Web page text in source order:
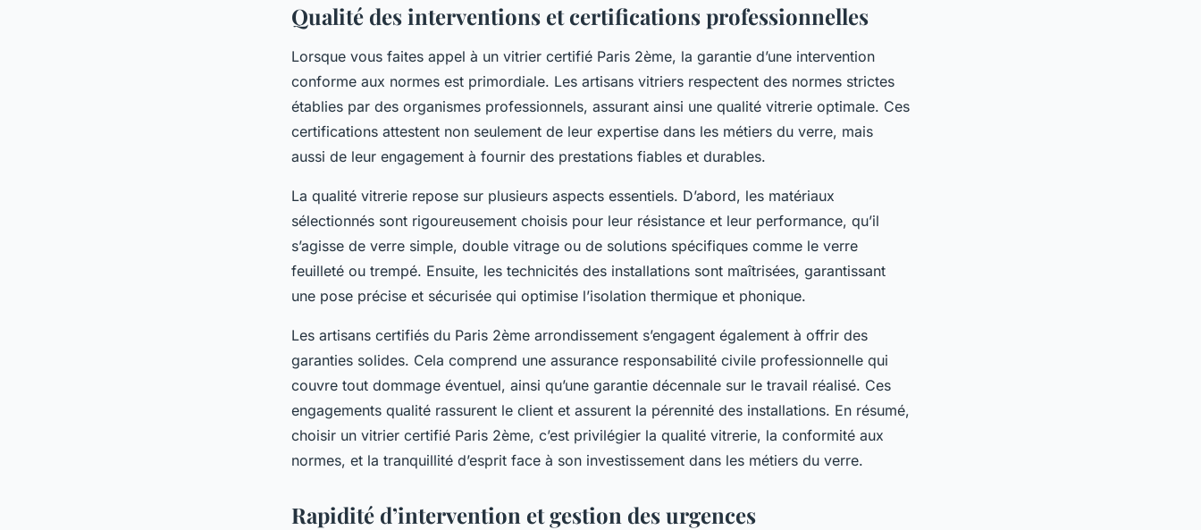
Qualité des interventions et certifications professionnelles
Lorsque vous faites appel à un vitrier certifié Paris 2ème, la garantie d’une intervention
conforme aux normes est primordiale. Les artisans vitriers respectent des normes strictes
établies par des organismes professionnels, assurant ainsi une qualité vitrerie optimale. Ces
certifications attestent non seulement de leur expertise dans les métiers du verre, mais
aussi de leur engagement à fournir des prestations fiables et durables.
La qualité vitrerie repose sur plusieurs aspects essentiels. D’abord, les matériaux
sélectionnés sont rigoureusement choisis pour leur résistance et leur performance, qu’il
s’agisse de verre simple, double vitrage ou de solutions spécifiques comme le verre
feuilleté ou trempé. Ensuite, les technicités des installations sont maîtrisées, garantissant
une pose précise et sécurisée qui optimise l’isolation thermique et phonique.
Les artisans certifiés du Paris 2ème arrondissement s’engagent également à offrir des
garanties solides. Cela comprend une assurance responsabilité civile professionnelle qui
couvre tout dommage éventuel, ainsi qu’une garantie décennale sur le travail réalisé. Ces
engagements qualité rassurent le client et assurent la pérennité des installations. En résumé,
choisir un vitrier certifié Paris 2ème, c’est privilégier la qualité vitrerie, la conformité aux
normes, et la tranquillité d’esprit face à son investissement dans les métiers du verre.
Rapidité d’intervention et gestion des urgences